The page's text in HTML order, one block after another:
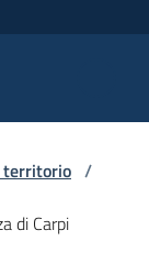
territorio /
di Carpi